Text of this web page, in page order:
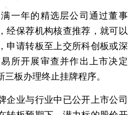
年的精选层公司通过董事
经保荐机构核查推荐，就可以
申请转板至上交所科创板或深
所开展审查并作出上市决定
板办理终止挂牌程序。
业与行业中已公开上市公司